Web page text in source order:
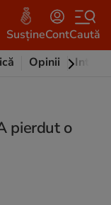
SusțineContCaută
Opinii
pierdut o